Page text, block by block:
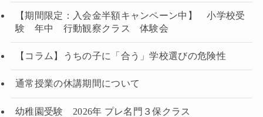
【期間限定：入会金半額キャンペーン中】 小学校受
験 年中 行動観察クラス 体験会
【コラム】うちの子に「合う」学校選びの危険性
通常授業の休講期間について
幼稚園受験 2026年 プレ名門３保クラス